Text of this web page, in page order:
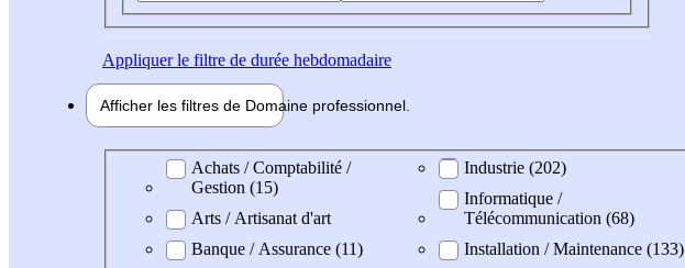
Appliquerle filtre de durée hebdomadaire
Afficher les filtres de Domaine professionnel
Domaine professionel
Achats / Comptabilité /
Gestion (15)
Arts / Artisanat d'art
Banque / Assurance (11)
Industrie (202)
Informatique /
Télécommunication (68)
Installation / Maintenance (133)